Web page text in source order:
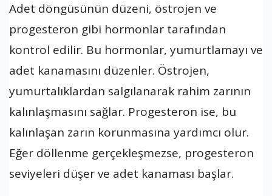
Adet döngüsünün düzeni, östrojen ve
progesteron gibi hormonlar tarafından
kontrol edilir. Bu hormonlar, yumurtlamayı ve
adet kanamasını düzenler. Östrojen,
yumurtalıklardan salgılanarak rahim zarının
kalınlaşmasını sağlar. Progesteron ise, bu
kalınlaşan zarın korunmasına yardımcı olur.
Eğer döllenme gerçekleşmezse, progesteron
seviyeleri düşer ve adet kanaması başlar.